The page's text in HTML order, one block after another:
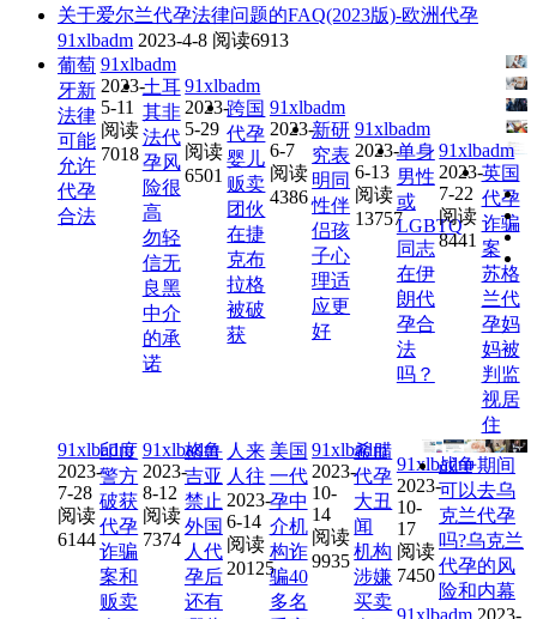
关于爱尔兰代孕法律问题的FAQ(2023版)-欧洲代孕
91xlbadm 2023-4-8 阅读6913
葡萄
牙新
法律
可能
允许
代孕
合法
91xlbadm
2023-
5-11
阅读
7018
土耳
其非
法代
孕风
险很
高
勿轻
信无
良黑
中介
的承
诺
91xlbadm
2023-
5-29
阅读
6501
跨国
代孕
婴儿
贩卖
团伙
在捷
克布
拉格
被破
获
91xlbadm
2023-
6-7
阅读
4386
新研
究表
明同
性伴
侣孩
子心
理适
应更
好
91xlbadm
2023-
6-13
阅读
13757
单身
男性
或
LGBTQ
同志
在伊
朗代
孕合
法
吗？
91xlbadm
2023-
7-22
阅读
8441
英国
代孕
诈骗
案
苏格
兰代
孕妈
妈被
判监
视居
住
91xlbadm
2023-
7-28
阅读
6144
印度
警方
破获
代孕
诈骗
案和
贩卖
91xlbadm
2023-
8-12
阅读
7374
格鲁
吉亚
禁止
外国
人代
孕后
还有
人来
人往
2023-
6-14
阅读
20125
美国
一代
孕中
介机
构诈
骗40
多名
91xlbadm
2023-
10-
14
阅读
9935
希腊
代孕
大丑
闻
机构
涉嫌
买卖
91xlbadm
2023-
10-
17
阅读
7450
战争期间
可以去乌
克兰代孕
吗?乌克兰
代孕的风
险和内幕
91xlbadm 2023-